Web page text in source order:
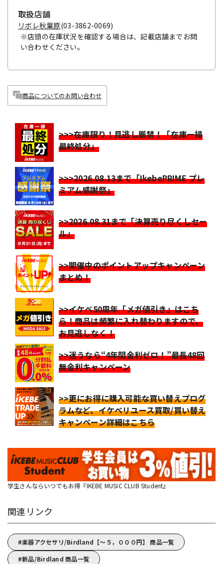
取扱店舗
リボレ秋葉原(03-3862-0069)
※店頭の在庫状況を確認する場合は、記載店舗までお問
い合わせください。
商品についてのお問い合わせ
>>>在庫限り！見逃し厳禁！「在庫一掃
最終処分」
>>>2026.08.13まで「IkebePRIME プレ
ミアム感謝祭」
>>2026.08.31まで「決算売り尽くしセー
ル」
>>開催中のポイントアップキャンペーン
まとめ！
>>イケベ50周年「メガ値引き」はこち
ら！商品は頻繁に入れ替わりますので、
お見逃しなく！
>>迷うなら“4年間金利ゼロ！”最長48回
無金利キャンペーン
>>更にお得に購入可能な買い替えプログ
ラムなど、イケベリユース買取/買い替え
キャンペーン詳細はこちら
学生さんならいつでもお得『IKEBE MUSIC CLUB Student』
関連リンク
楽器アクセサリ/Birdland【～５，０００円】 商品一覧
新品/Birdland 商品一覧